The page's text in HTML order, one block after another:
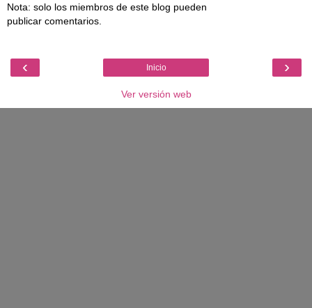
Nota: solo los miembros de este blog pueden
publicar comentarios.
‹ ›
Inicio
Ver versión web